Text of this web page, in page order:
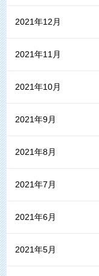
2021年12月
2021年11月
2021年10月
2021年9月
2021年8月
2021年7月
2021年6月
2021年5月